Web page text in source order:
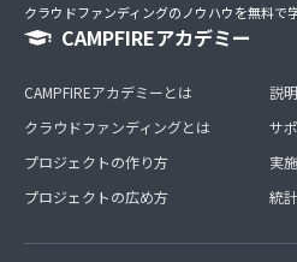
クラウドファンディングのノウハウを無料で
CAMPFIREアカデミー
CAMPFIREアカデミーとは
クラウドファンディングとは
プロジェクトの作り方
プロジェクトの広め方
説
サ
実
統